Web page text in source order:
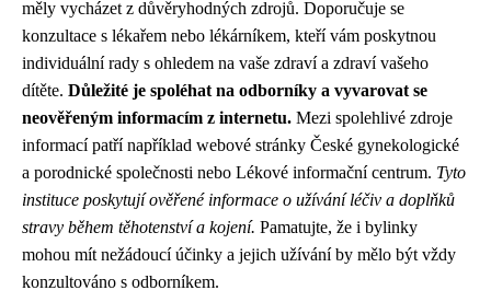
měly vycházet z důvěryhodných zdrojů. Doporučuje se
konzultace s lékařem nebo lékárníkem, kteří vám poskytnou
individuální rady s ohledem na vaše zdraví a zdraví vašeho
dítěte. Důležité je spoléhat na odborníky a vyvarovat se
neověřeným informacím z internetu. Mezi spolehlivé zdroje
informací patří například webové stránky České gynekologické
a porodnické společnosti nebo Lékové informační centrum. Tyto
instituce poskytují ověřené informace o užívání léčiv a doplňků
stravy během těhotenství a kojení. Pamatujte, že i bylinky
mohou mít nežádoucí účinky a jejich užívání by mělo být vždy
konzultováno s odborníkem.